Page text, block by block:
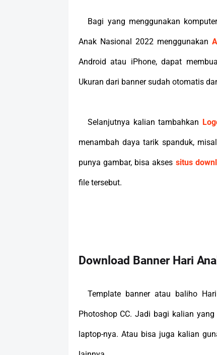
Bagi yang menggunakan
Anak Nasional 2022 menggunakan
Android atau iPhone, dapat
Ukuran dari banner sudah otomatis
Selanjutnya kalian tambahkan
menambah daya tarik spanduk,
punya gambar, bisa akses situs
file tersebut.
Download Banner Hari
Template banner atau baliho
Photoshop CC. Jadi bagi kalian
laptop-nya. Atau bisa juga kalian